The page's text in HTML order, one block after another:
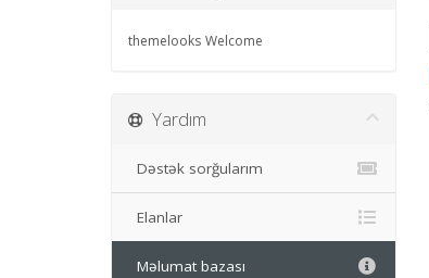
themelooks Welcome
Yardım
Dəstək sorğularım
Elanlar
Məlumat bazası